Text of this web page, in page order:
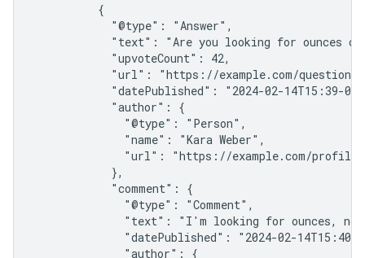
          {
            "@type": "Answer",
"text": "Are you looking for ounces
            "upvoteCount": 42,
"url": "https://example.com/
"datePublished": "2024-02-14T15:39-
            "author": {
              "@type": "Person",
              "name": "Kara Weber",
"url": "https://example.com/
            },
            "comment": {
              "@type": "Comment",
"text": "I'm looking for ounces,
"datePublished": "2024-02-14T15:40-
              "author": {